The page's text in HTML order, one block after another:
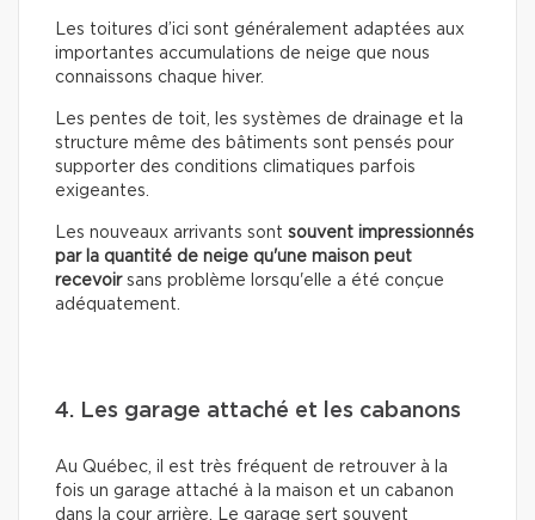
Les toitures d’ici sont généralement adaptées aux
importantes accumulations de neige que nous
connaissons chaque hiver.
Les pentes de toit, les systèmes de drainage et la
structure même des bâtiments sont pensés pour
supporter des conditions climatiques parfois
exigeantes.
Les nouveaux arrivants sont souvent impressionnés
par la quantité de neige qu'une maison peut
recevoirsans problème lorsqu'elle a été conçue
adéquatement.
4. Les garage attaché et les cabanons
Au Québec, il est très fréquent de retrouver à la
fois un garage attaché à la maison et un cabanon
dans la cour arrière. Le garage sert souvent